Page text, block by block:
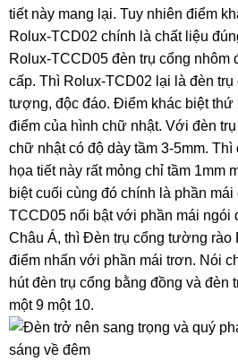
tiết này mang lại. Tuy nhiên điểm
Rolux-TCD02 chính là chất liệu
Rolux-TCCD05 đèn trụ cổng nhôm
cấp. Thì Rolux-TCD02 lại là đèn trụ
tượng, độc đáo. Điểm khác biệt thứ
điểm của hình chữ nhật. Với đèn
chữ nhật có độ dày tầm 3-5mm. Thì
họa tiết này rất mỏng chỉ tầm 1mm
biệt cuối cùng đó chính là phần
TCCD05 nổi bật với phần mái ngói
Châu Á, thì Đèn trụ cổng tường rào
điểm nhấn với phần mái trơn. Nói
hút đèn trụ cổng bằng đồng và đèn
một 9 một 10.